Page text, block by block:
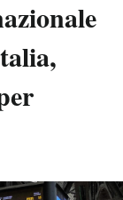
2026